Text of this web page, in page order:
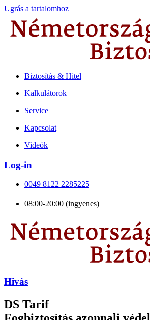
Ugrás a tartalomhoz
Biztosítás & Hitel
Kalkulátorok
Service
Kapcsolat
Videók
Log-in
0049 8122 2285225
08:00-20:00 (ingyenes)
Hivás
DS Tarif